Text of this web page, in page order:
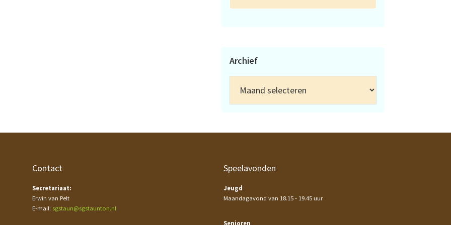
Archief
Contact
Secretariaat:
Erwin van Pelt
E-mail: sgstaun@sgstaunton.nl
Speelavonden
Jeugd
Maandagavond van 18.15 - 19.45 uur
Senioren